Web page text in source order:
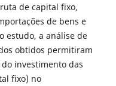
de capital fixo,
de bens e
estudo, a análise de
obtidos permitiram
investimento das
fixo) no